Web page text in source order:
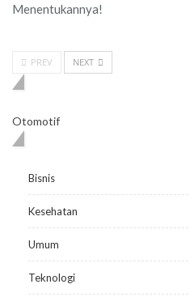
Menentukannya!
PREV NEXT
Otomotif
Bisnis
Kesehatan
Umum
Teknologi